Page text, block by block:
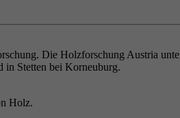
Die Holzforschung Austria
in Stetten bei Korneuburg.